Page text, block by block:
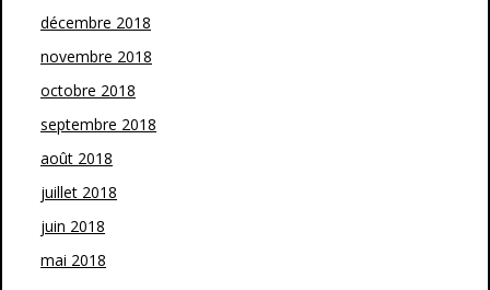
décembre 2018
novembre 2018
octobre 2018
septembre 2018
août 2018
juillet 2018
juin 2018
mai 2018